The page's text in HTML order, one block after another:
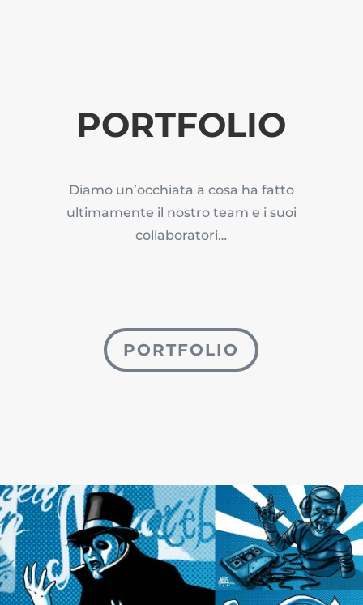
PORTFOLIO
Diamo un’occhiata a cosa ha fatto
ultimamente il nostro team e i suoi
collaboratori…
PORTFOLIO